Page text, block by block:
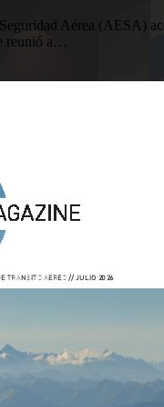
Aérea (AESA)
reunió a…